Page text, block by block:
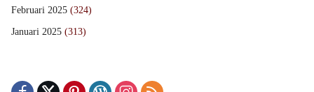
Februari 2025 (324)
Januari 2025 (313)